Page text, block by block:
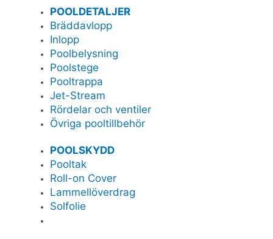
POOLDETALJER
Bräddavlopp
Inlopp
Poolbelysning
Poolstege
Pooltrappa
Jet-Stream
Rördelar och ventiler
Övriga pooltillbehör
POOLSKYDD
Pooltak
Roll-on Cover
Lammellöverdrag
Solfolie